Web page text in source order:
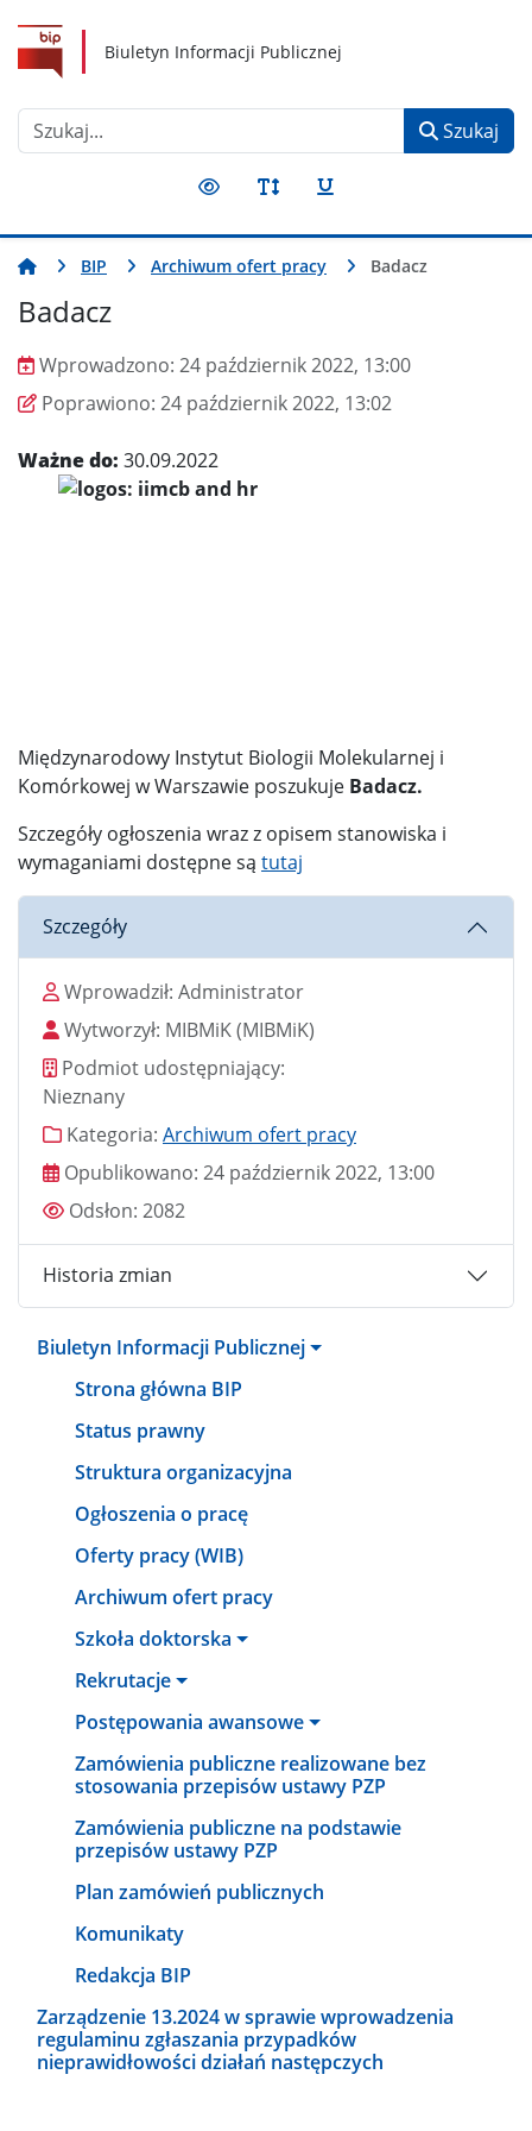
Biuletyn Informacji Publicznej
Szukaj... Szukaj
BIP Archiwum ofert pracy Badacz
Biuletyn Informacji Publicznej
Strona główna BIP
Status prawny
Struktura organizacyjna
Ogłoszenia o pracę
Oferty pracy (WIB)
Archiwum ofert pracy
Szkoła doktorska
Rekrutacje
Postępowania awansowe
Zamówienia publiczne realizowane bez
stosowania przepisów ustawy PZP
Zamówienia publiczne na podstawie
przepisów ustawy PZP
Plan zamówień publicznych
Komunikaty
Redakcja BIP
Zarządzenie 13.2024 w sprawie wprowadzenia
regulaminu zgłaszania przypadków
nieprawidłowości działań następczych
Badacz
Wprowadzono
Wprowadzono: 24 październik 2022, 13:00
Poprawiono
Poprawiono: 24 październik 2022, 13:02
Ważne do: 30.09.2022
Międzynarodowy Instytut Biologii Molekularnej i
Komórkowej w Warszawie poszukuje Badacz.
Szczegóły ogłoszenia wraz z opisem stanowiska i
wymaganiami dostępne są tutaj
Szczegóły
Wprowadził
Wprowadził: Administrator
Wytworzył
Wytworzył: MIBMiK(MIBMiK)
Podmiot udostępniający
Podmiot udostępniający:
Nieznany
Kategoria
Kategoria: Archiwum ofert pracy
Data publikacji
Opublikowano: 24 październik 2022, 13:00
Odsłony
Odsłon: 2082
Historia zmian